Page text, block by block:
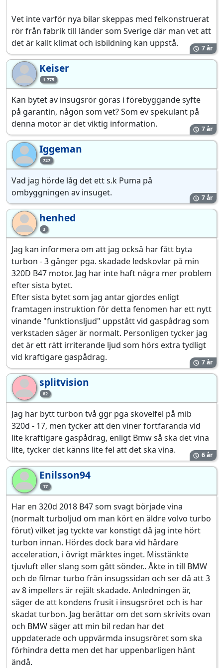
Vet inte varför nya bilar skeppas med felkonstruerat
rör från fabrik till länder som Sverige där man vet att
det är kallt klimat och isbildning kan uppstå.
7 år
Ke 1.775
Keiser
Kan bytet av insugsrör göras i förebyggande syfte
på garantin, någon som vet? Som ev spekulant på
denna motor är det viktig information.
7 år
Ig 727
Iggeman
Vad jag hörde låg det ett s.k Puma på
ombyggningen av insuget.
7 år
he 3
henhed
Jag kan informera om att jag också har fått byta
turbon - 3 gånger pga. skadade ledskovlar på min
320D B47 motor. Jag har inte haft några mer problem
efter sista bytet.
Efter sista bytet som jag antar gjordes enligt
framtagen instruktion för detta fenomen har ett nytt
vinande "funktionsljud" uppstått vid gaspådrag som
verkstaden säger är normalt. Personligen tycker jag
det är ett rätt irriterande ljud som hörs extra tydligt
vid kraftigare gaspådrag.
7 år
sp 82
splitvision
Jag har bytt turbon två ggr pga skovelfel på mib
320d - 17, men tycker att den viner fortfaranda vid
lite kraftigare gaspådrag, enligt Bmw så ska det vina
lite, tycker det känns lite fel att det ska vina.
6 år
En 17
Enilsson94
Har en 320d 2018 B47 som svagt började vina
(normalt turboljud om man kört en äldre volvo turbo
förut) vilket jag tyckte var konstigt då jag inte hört
turbon innan. Hördes dock bara vid hårdare
acceleration, i övrigt märktes inget. Misstänkte
tjuvluft eller slang som gått sönder.. Åkte in till BMW
och de filmar turbo från insugssidan och ser då att 3
av 8 impellers är rejält skadade. Anledningen är,
säger de att kondens frusit i insugsröret och is har
skadat turbon. Jag berättar om det som skrivits ovan
och BMW säger att min bil redan har det
uppdaterade och uppvärmda insugsröret som ska
förhindra detta men det har uppenbarligen hänt
ändå.